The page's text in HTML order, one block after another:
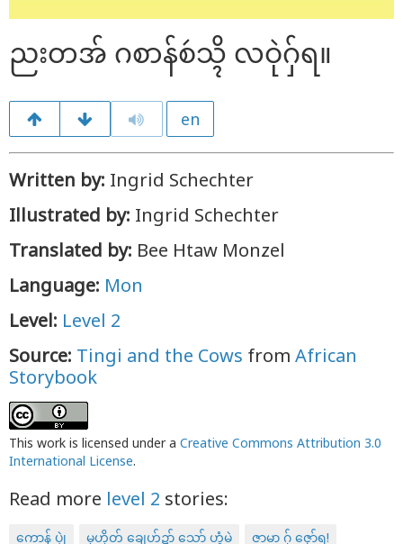
ညးတအ် ဂစာန်စဴသ္ၚိ လဝုဲဂှ်ရ။
en
Written by: Ingrid Schechter
Illustrated by: Ingrid Schechter
Translated by: Bee Htaw Monzel
Language: Mon
Level: Level 2
Source: Tingi and the Cows from African
Storybook
This work is licensed under a Creative Commons Attribution 3.0
International License.
Read more level 2 stories:
ကောန် ပၠုဲ မုဟိုတ် ချေဟ်ဍာ် သော် ဟွံမဲ ဇာမာ ဂှ် ဇၞော်ရ!